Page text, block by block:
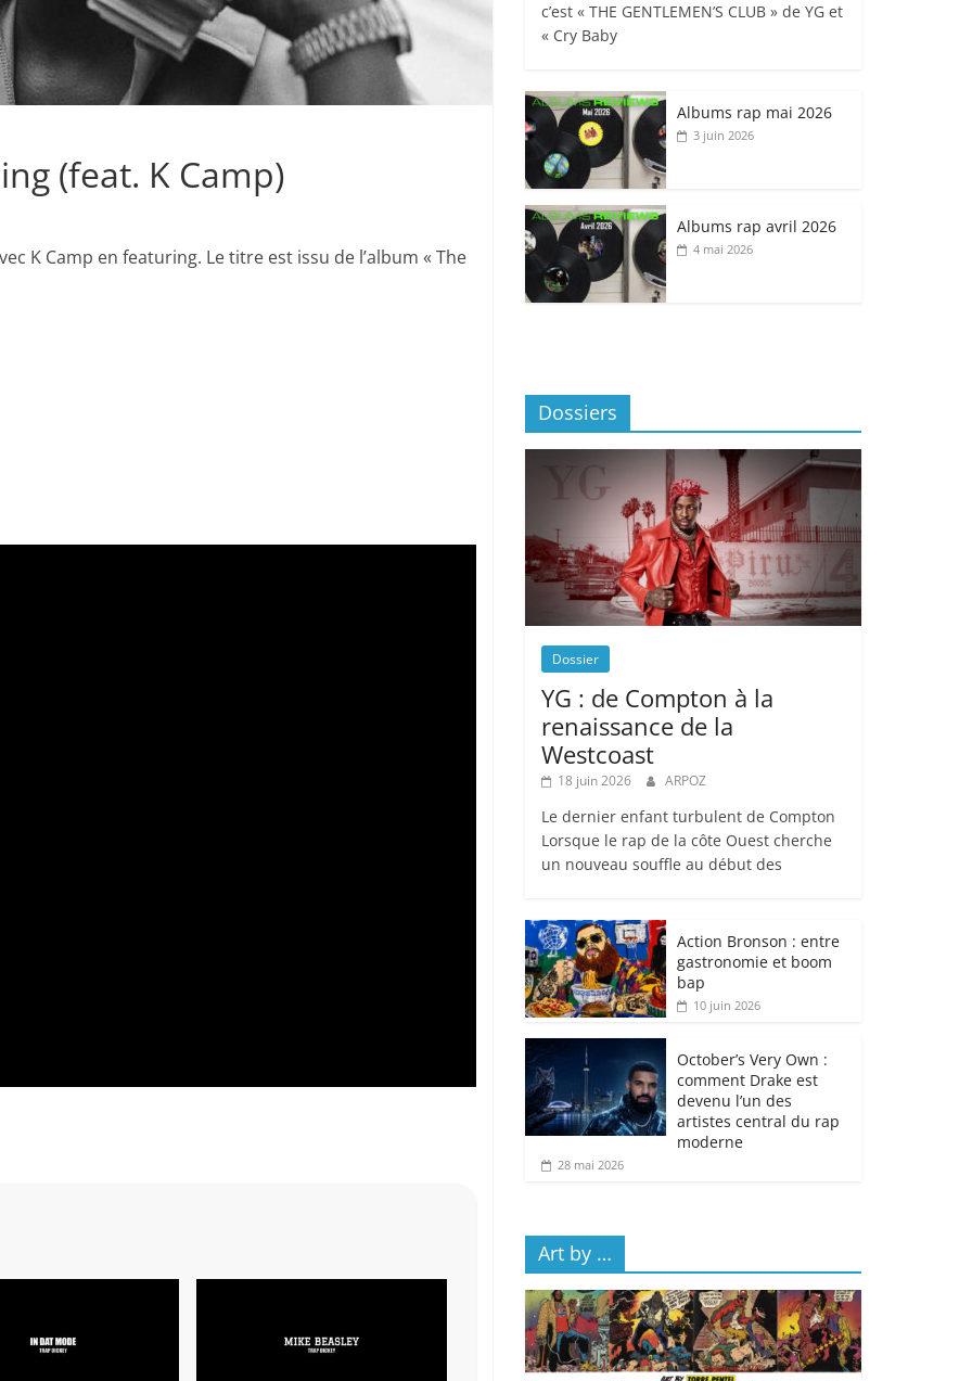
(feat. K Camp)
K Camp en featuring. Le titre est issu de l’album « The
c’est « THE GENTLEMEN’S CLUB » de YG et
« Cry Baby
Albums rap mai 2026
3 juin 2026
Albums rap avril 2026
4 mai 2026
Dossiers
Dossier
YG : de Compton à la
renaissance de la
Westcoast
18 juin 2026 ARPOZ
Le dernier enfant turbulent de Compton
Lorsque le rap de la côte Ouest cherche
un nouveau souffle au début des
Action Bronson : entre
gastronomie et boom
bap
10 juin 2026
October’s Very Own :
comment Drake est
devenu l’un des
artistes central du rap
moderne
28 mai 2026
Art by …